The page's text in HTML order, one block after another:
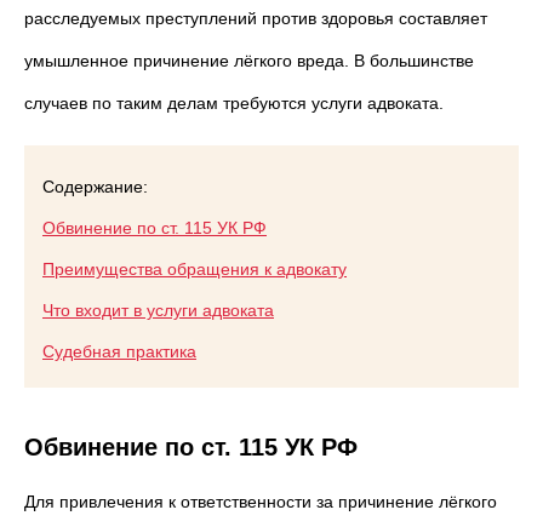
расследуемых преступлений против здоровья составляет
умышленное причинение лёгкого вреда. В большинстве
случаев по таким делам требуются услуги адвоката.
Содержание:
Обвинение по ст. 115 УК РФ
Преимущества обращения к адвокату
Что входит в услуги адвоката
Судебная практика
Обвинение по ст. 115 УК РФ
Для привлечения к ответственности за причинение лёгкого